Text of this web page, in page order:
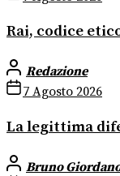
Rai, codice
Redazione
7 Agosto 2026
La legittima
Bruno